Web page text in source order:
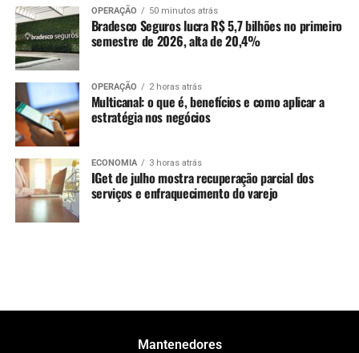
OPERAÇÃO 50 minutos atrás
Bradesco Seguros lucra R$ 5,7 bilhões no primeiro
semestre de 2026, alta de 20,4%
OPERAÇÃO 2 horas atrás
Multicanal: o que é, benefícios e como aplicar a
estratégia nos negócios
ECONOMIA 3 horas atrás
IGet de julho mostra recuperação parcial dos
serviços e enfraquecimento do varejo
Mantenedores